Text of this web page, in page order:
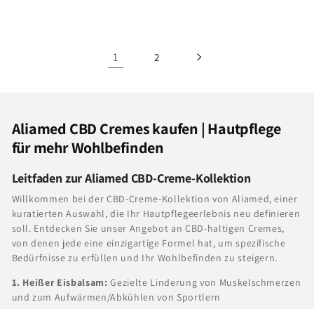
1 2
K
a
e
g
o
r
i
e
:
Aliamed CBD Cremes kaufen | Hautpflege
für mehr Wohlbefinden
Leitfaden zur Aliamed CBD-Creme-Kollektion
Willkommen bei der CBD-Creme-Kollektion von Aliamed, einer
kuratierten Auswahl, die Ihr Hautpflegeerlebnis neu definieren
soll. Entdecken Sie unser Angebot an CBD-haltigen Cremes,
von denen jede eine einzigartige Formel hat, um spezifische
Bedürfnisse zu erfüllen und Ihr Wohlbefinden zu steigern.
1. Heißer Eisbalsam: Gezielte Linderung von Muskelschmerzen
und zum Aufwärmen/Abkühlen von Sportlern